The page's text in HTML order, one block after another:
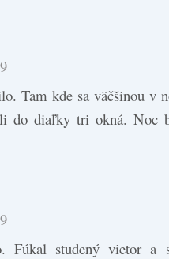
Tam kde sa väčšinou v
do diaľky tri okná. Noc
Fúkal studený vietor a